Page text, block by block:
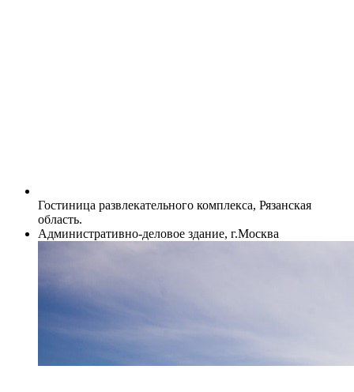
Гостиница развлекательного комплекса, Рязанская
область.
Административно-деловое здание, г.Москва